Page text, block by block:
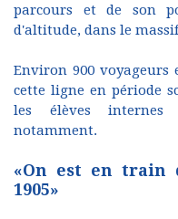
parcours et de son
d'altitude, dans le
Environ 900
cette ligne en période
les élèves internes
notamment.
«On est en train
1905»